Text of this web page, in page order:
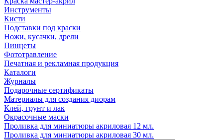
Инструменты
Кисти
Подставки под краски
Ножи, кусачки, дрели
Пинцеты
Фототравление
Печатная и рекламная продукция
Каталоги
Журналы
Подарочные сертификаты
Материалы для создания диорам
Клей, грунт и лак
Окрасочные маски
Проливка для миниатюры акриловая 12 мл.
Проливка для миниатюры акриловая 30 мл.